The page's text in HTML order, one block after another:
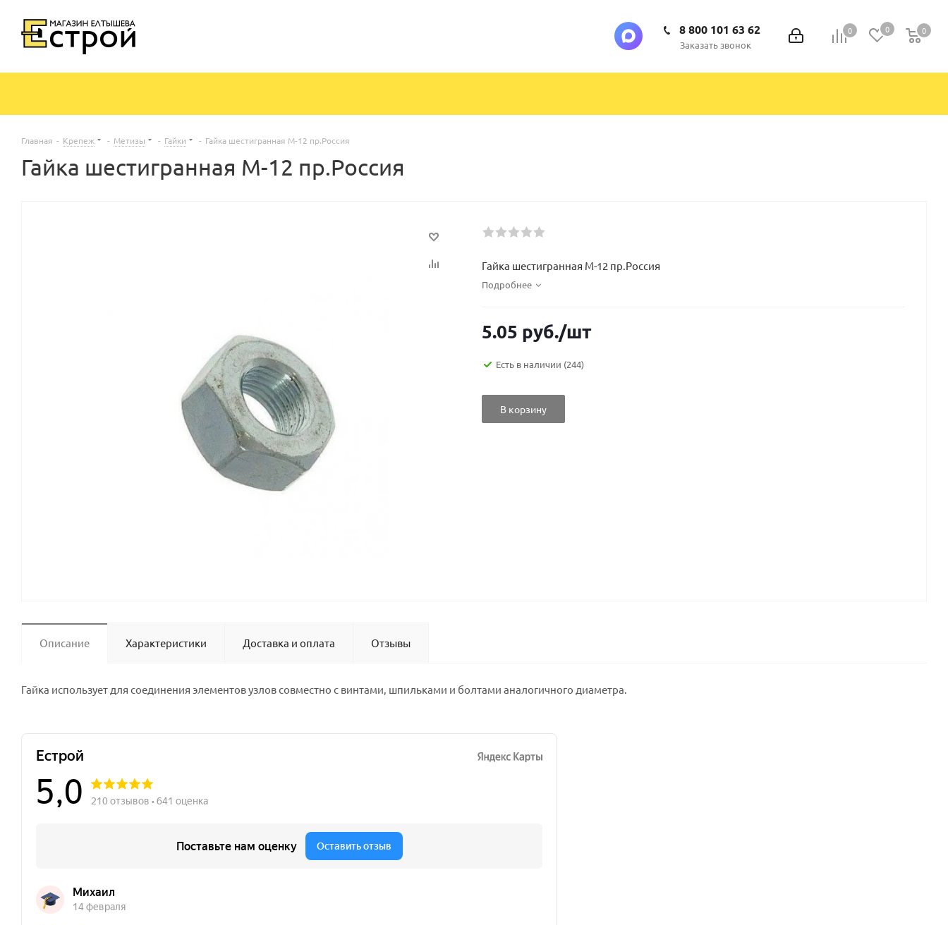
0 0 0
0
8 800 101 63 62
Заказать звонок
Главная - Крепеж - Метизы - Гайки - Гайка шестигранная М-12 пр.Россия
Гайка шестигранная М-12 пр.Россия
Гайка шестигранная М-12 пр.Россия
Подробнее
5.05 руб./шт
Есть в наличии (244)
В корзину
Описание Характеристики Доставка и оплата Отзывы
Гайка использует для соединения элементов узлов совместно с винтами, шпильками и болтами аналогичного диаметра.